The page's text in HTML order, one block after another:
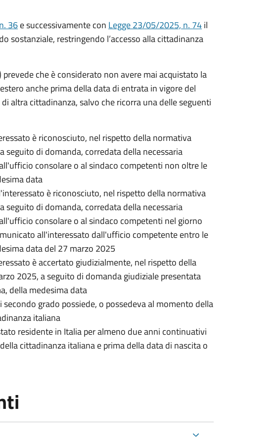
36e successivamente con Legge 23/05/2025, n. 74il
sostanziale, restringendo l’accesso alla cittadinanza
prevede cheèconsiderato non avere mai acquistato la
anche prima della data di entrata in vigore del
altra cittadinanza, salvo che ricorra una delle seguenti
è riconosciuto, nel rispetto della normativa
seguito di domanda, corredata della necessaria
consolare o al sindaco competenti non oltre le
data
è riconosciuto, nel rispetto della normativa
seguito di domanda, corredata della necessaria
consolare o al sindaco competenti nel giorno
all'interessato dall'ufficio competente entro le
data del 27 marzo 2025
è accertato giudizialmente, nel rispetto della
2025, a seguito di domanda giudiziale presentata
della medesima data
grado possiede, o possedeva al momento della
italiana
residente in Italia per almeno due anni continuativi
cittadinanza italiana e prima della data di nascita o